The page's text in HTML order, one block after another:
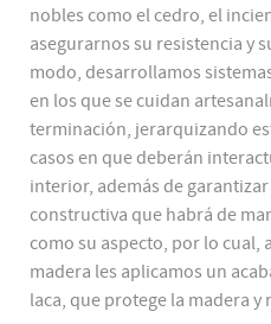
nobles como el cedro, el
asegurarnos su resistencia y
modo, desarrollamos
en los que se cuidan
terminación, jerarquizando
casos en que deberán
interior, además de
constructiva que habrá de
como su aspecto, por lo cual,
madera les aplicamos un
laca, que protege la madera y